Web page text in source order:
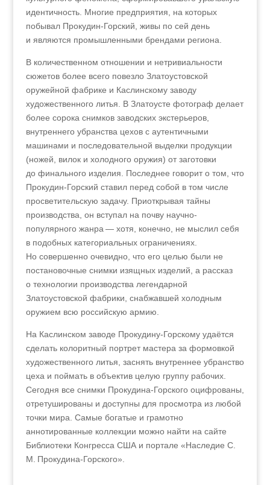
идентичность. Многие предприятия, на которых
побывал Прокудин-Горский, живы по сей день
и являются промышленными брендами региона.
В количественном отношении и нетривиальности
сюжетов более всего повезло Златоустовской
оружейной фабрике и Каслинскому заводу
художественного литья. В Златоусте фотограф делает
более сорока снимков заводских экстерьеров,
внутреннего убранства цехов с аутентичными
машинами и последовательной выделки продукции
(ножей, вилок и холодного оружия) от заготовки
до финального изделия. Последнее говорит о том, что
Прокудин-Горский ставил перед собой в том числе
просветительскую задачу. Приоткрывая тайны
производства, он вступал на почву научно-
популярного жанра — хотя, конечно, не мыслил себя
в подобных категориальных ограничениях.
Но совершенно очевидно, что его целью были не
постановочные снимки изящных изделий, а рассказ
о технологии производства легендарной
Златоустовской фабрики, снабжавшей холодным
оружием всю российскую армию.
На Каслинском заводе Прокудину-Горскому удаётся
сделать колоритный портрет мастера за формовкой
художественного литья, заснять внутреннее убранство
цеха и поймать в объектив целую группу рабочих.
Сегодня все снимки Прокудина-Горского оцифрованы,
отретушированы и доступны для просмотра из любой
точки мира. Самые богатые и грамотно
аннотированные коллекции можно найти на сайте
Библиотеки Конгресса США и портале «Наследие С.
М. Прокудина-Горского».